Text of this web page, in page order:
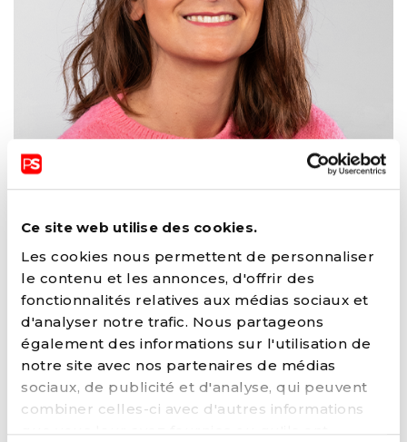
Ce site web utilise des cookies.
Les cookies nous permettent de personnaliser
le contenu et les annonces, d'offrir des
fonctionnalités relatives aux médias sociaux et
d'analyser notre trafic. Nous partageons
également des informations sur l'utilisation de
notre site avec nos partenaires de médias
sociaux, de publicité et d'analyse, qui peuvent
combiner celles-ci avec d'autres informations
LOUISE GUÉVAR
Conseillère juridique et coordinatrice cellule
relations citoyennes
FONCTIONS AU SEIN DU PARTI
Collaboratrice de FONSOC (PARTI
SOCIALISTE)